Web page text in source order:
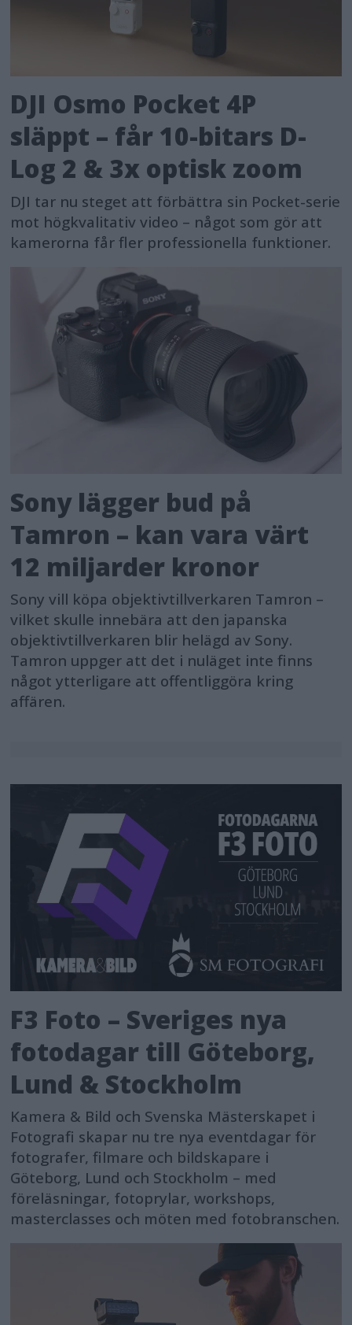
DJI Osmo Pocket 4P
släppt – får 10-bitars D-
Log 2 & 3x optisk zoom
DJI tar nu steget att förbättra sin Pocket-serie
mot högkvalitativ video – något som gör att
kamerorna får fler professionella funktioner.
Sony lägger bud på
Tamron – kan vara värt
12 miljarder kronor
Sony vill köpa objektivtillverkaren Tamron –
vilket skulle innebära att den japanska
objektivtillverkaren blir helägd av Sony.
Tamron uppger att det i nuläget inte finns
något ytterligare att offentliggöra kring
affären.
F3 Foto – Sveriges nya
fotodagar till Göteborg,
Lund & Stockholm
Kamera & Bild och Svenska Mästerskapet i
Fotografi skapar nu tre nya eventdagar för
fotografer, filmare och bildskapare i
Göteborg, Lund och Stockholm – med
föreläsningar, fotoprylar, workshops,
masterclasses och möten med fotobranschen.